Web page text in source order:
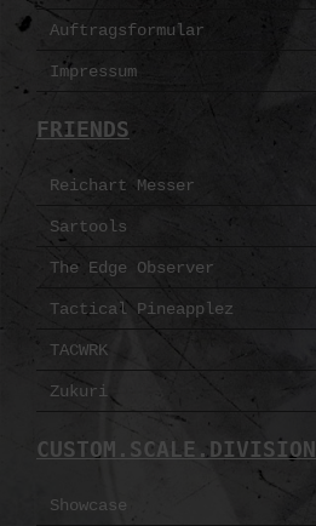
Auftragsformular
Impressum
FRIENDS
Reichart Messer
Sartools
The Edge Observer
Tactical Pineapplez
TACWRK
Zukuri
CUSTOM.SCALE.DIVISION
Showcase